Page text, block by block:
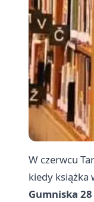
W czerwcu
kiedy książka
Gumniska 28